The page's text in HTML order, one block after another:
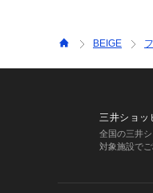
BEIGE
三井ショッ
全国の三井
対象施設で